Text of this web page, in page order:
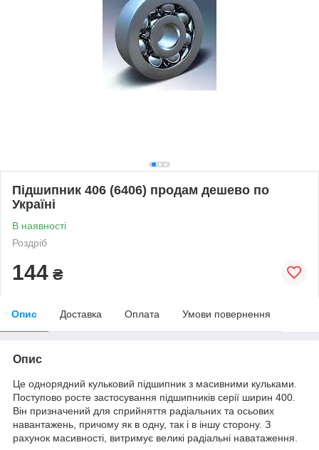
Підшипник 406 (6406) продам дешево по
Україні
В наявності
Роздріб
144 ₴
Опис Доставка Оплата Умови повернення
Опис
Це однорядний кульковий підшипник з масивними кульками.
Поступово росте застосування підшипників серії ширин 400.
Він призначений для сприйняття радіальних та осьових
навантажень, причому як в одну, так і в іншу сторону. З
рахунок масивності, витримує великі радіальні наватаження.